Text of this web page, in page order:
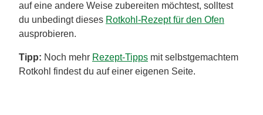
auf eine andere Weise zubereiten möchtest, solltest
du unbedingt dieses Rotkohl-Rezept für den Ofen
ausprobieren.
Tipp: Noch mehr Rezept-Tipps mit selbstgemachtem
Rotkohl findest du auf einer eigenen Seite.